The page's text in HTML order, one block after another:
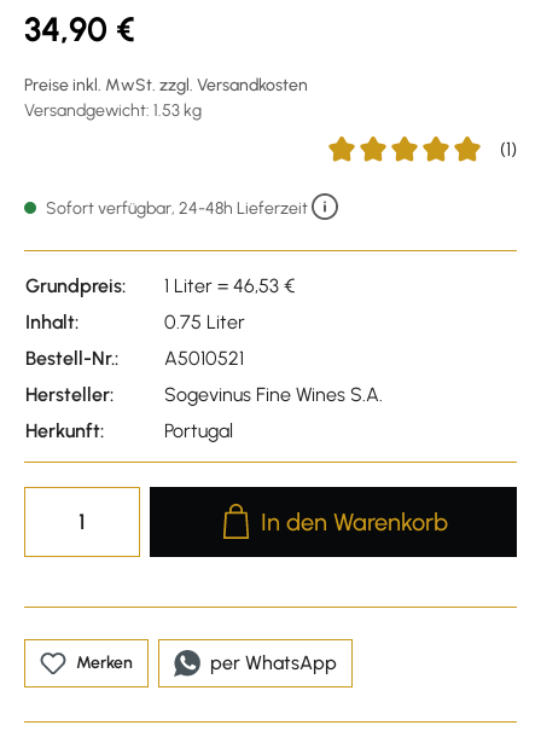
34,90 €
Preise inkl. MwSt. zzgl. Versandkosten
Versandgewicht: 1.53 kg
(1)
Sofort verfügbar, 24-48h Lieferzeit
Grundpreis:
1 Liter = 46,53 €
Inhalt:
0.75 Liter
Bestell-Nr.:
A5010521
Hersteller:
Sogevinus Fine Wines S.A.
Herkunft:
Portugal
Produkt Anzahl: Gib den
In den Warenkorb
Merken per WhatsApp